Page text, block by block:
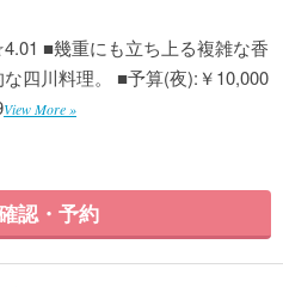
■幾重にも立ち上る複雑な香
な四川料理。 ■予算(夜):￥10,000
View More »
認・予約